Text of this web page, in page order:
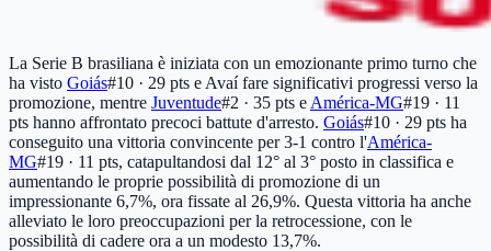
La Serie B brasiliana è iniziata con un emozionante primo turno che
ha visto Goiás#10 · 29 pts e Avaí fare significativi progressi verso la
promozione, mentre Juventude#2 · 35 pts e América-MG#19 · 11
pts hanno affrontato precoci battute d'arresto. Goiás#10 · 29 pts ha
conseguito una vittoria convincente per 3-1 contro l'América-
MG#19 · 11 pts, catapultandosi dal 12° al 3° posto in classifica e
aumentando le proprie possibilità di promozione di un
impressionante 6,7%, ora fissate al 26,9%. Questa vittoria ha anche
alleviato le loro preoccupazioni per la retrocessione, con le
possibilità di cadere ora a un modesto 13,7%.